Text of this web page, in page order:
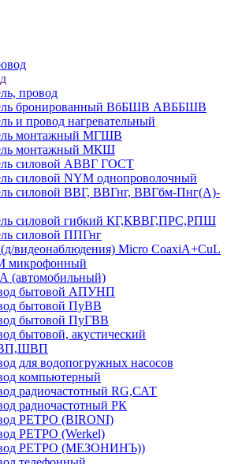
провод
бронированный ВбБШВ АВББШВ
и провод нагревательный
монтажный МГШВ
монтажный МКШ
силовой АВВГ ГОСТ
силовой NYM однопроволочный
силовой ВВГ, ВВГнг, ВВГбм-Пнг(А)-
силовой гибкий КГ,КВВГ,ПРС,РПШ
силовой ППГнг
видеонаблюдения) Micro CoaxiA+CuL
(автомобильный)
бытовой АПУНП
бытовой ПуВВ
бытовой ПуГВВ
бытовой, акустический
для водопогружных насосов
компьютерный
радиочастотный RG,САТ
радиочастотный РК
РЕТРО (BIRONI)
РЕТРО (Werkel)
РЕТРО (МЕЗОНИНЪ))